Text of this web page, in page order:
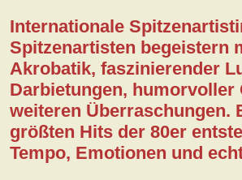
Internationale
Spitzenartisten begeistern
Akrobatik, faszinierender
Darbietungen, humorvoller
weiteren Überraschungen.
größten Hits der 80er
Tempo, Emotionen und